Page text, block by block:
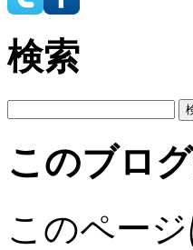
検索
このブロ
このペー